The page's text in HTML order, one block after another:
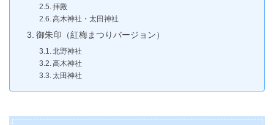
拝殿
高木神社・太田神社
御朱印（紅梅まつりバージョン）
北野神社
高木神社
太田神社